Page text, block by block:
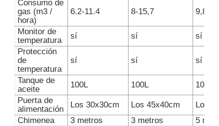
Consumo de
gas (m3 /
hora)
6.2-11.4 8-15,7 9,8-20
Monitor de
temperatura
sí sí
sí
Protección
de
temperatura
sí sí sí
Tanque de
aceite
100L 100L
100L
Puerta de
alimentación
Los 30x30cm Los 45x40cm
Los
Chimenea
3 metros 3 metros
5